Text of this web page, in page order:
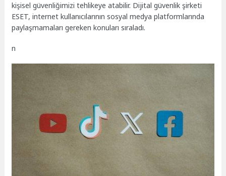
kişisel güvenliğimizi tehlikeye atabilir. Dijital güvenlik şirketi
ESET, internet kullanıcılarının sosyal medya platformlarında
paylaşmamaları gereken konuları sıraladı.
n